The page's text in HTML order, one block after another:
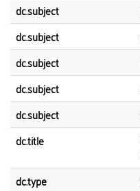
dc.subject
dc.subject
dc.subject
dc.subject
dc.subject
dc.title
dc.type